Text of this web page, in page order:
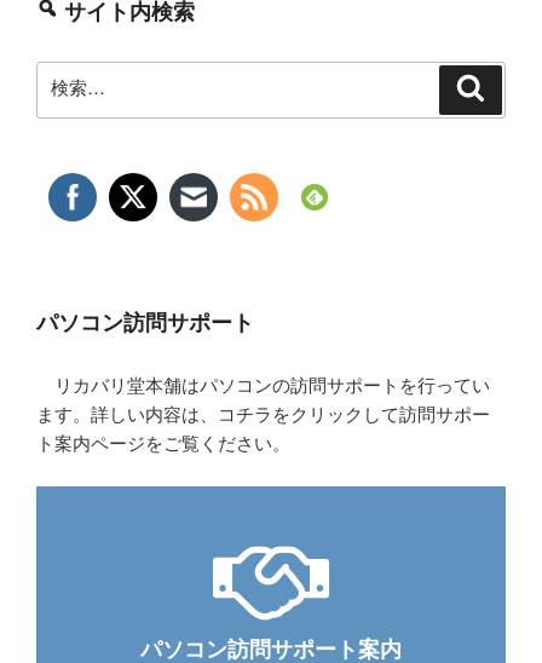
サイト内検索
索:
パソコン訪問サポート
リカバリ堂本舗はパソコンの訪問サポートを行ってい
ます。詳しい内容は、コチラをクリックして訪問サポー
ト案内ページをご覧ください。
パソコン訪問サポート案内